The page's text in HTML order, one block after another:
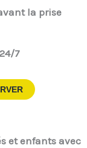
la prise
7
et enfants avec